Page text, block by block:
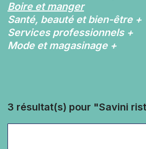
Boire et manger
Santé, beauté et bien-être +
Services professionnels +
Mode et magasinage +
3 résultat(s) pour "Savini